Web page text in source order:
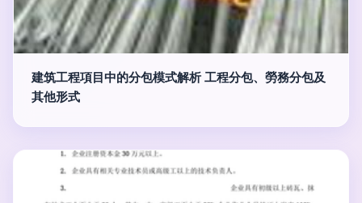
建筑工程項目中的分包模式解析 工程分包、勞務分包及
其他形式